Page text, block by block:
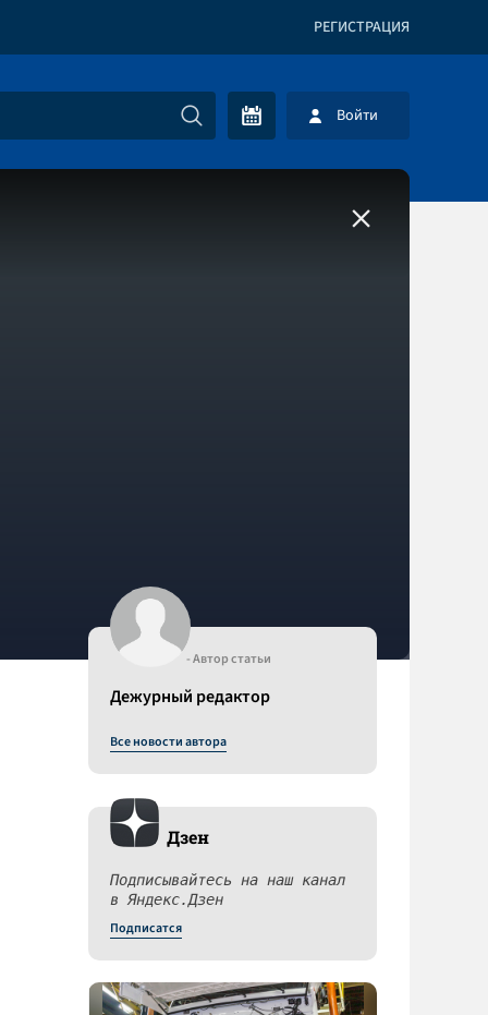
РЕГИСТРАЦИЯ
Войти
- Автор статьи
Дежурный редактор
Все новости автора
Дзен
Подписывайтесь на наш канал
в Яндекс.Дзен
Подписатся